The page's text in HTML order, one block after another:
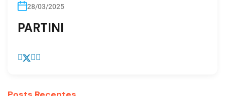
28/03/2025
PARTINI